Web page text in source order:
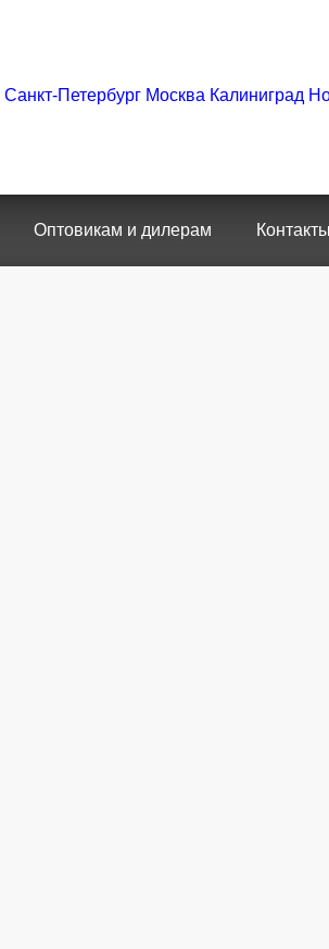
Санкт-Петербург Москва Калиниград
Оптовикам и дилерам Контакты